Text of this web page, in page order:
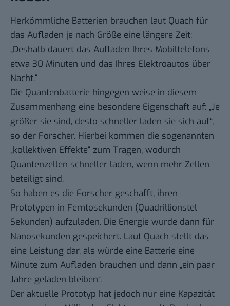
Herkömmliche Batterien brauchen laut Quach für
das Aufladen je nach Größe eine längere Zeit:
„Deshalb dauert das Aufladen Ihres Mobiltelefons
etwa 30 Minuten und das Ihres Elektroautos über
Nacht.“
Die Quantenbatterie hingegen weise in diesem
Zusammenhang eine besondere Eigenschaft auf: „Je
größer sie sind, desto schneller laden sie sich auf“,
so der Forscher. Hierbei kommen die sogenannten
„kollektiven Effekte“ zum Tragen, wodurch
Quantenzellen schneller laden, wenn mehr Zellen
beteiligt sind.
So haben es die Forscher geschafft, ihren
Prototypen in Femtosekunden (Quadrillionstel
Sekunden) aufzuladen. Die Energie wurde dann für
Nanosekunden gespeichert. Laut Quach stellt das
eine Leistung dar, als würde eine Batterie eine
Minute zum Aufladen brauchen und dann „ein paar
Jahre geladen bleiben“.
Der aktuelle Prototyp hat jedoch nur eine Kapazität